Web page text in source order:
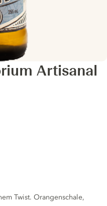
Artisanal
Twist. Orangenschale,